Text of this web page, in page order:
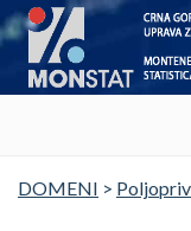
DOMENI >